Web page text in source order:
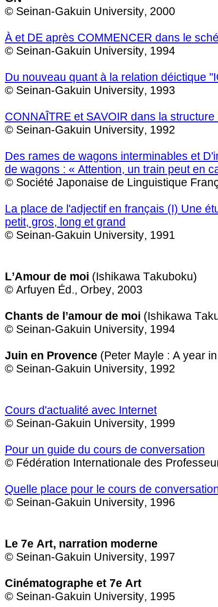
© Seinan-Gakuin University, 2000
À et DE après COMMENCER dans le
© Seinan-Gakuin University, 1994
Du nouveau quant à la relation déictique
© Seinan-Gakuin University, 1993
CONNAÎTRE et SAVOIR dans la structure
© Seinan-Gakuin University, 1992
Des rames de wagons interminables et
de wagons : « Attention, un train peut en
© Société Japonaise de Linguistique
La place de l'adjectif en français (I) Une
petit, gros, long et grand
© Seinan-Gakuin University, 1991
L’Amour de moi (Ishikawa Takuboku)
© Arfuyen Éd., Orbey, 2003
Chants de l’amour de moi (Ishikawa
© Seinan-Gakuin University, 1994
Juin en Provence (Peter Mayle : A year
© Seinan-Gakuin University, 1992
Cours d'actualité avec Internet
© Seinan-Gakuin University, 1999
Pour un guide du cours de conversation
© Fédération Internationale des
Quelle place pour le cours de
© Seinan-Gakuin University, 1996
Le 7e Art, narration moderne
© Seinan-Gakuin University, 1997
Cinématographe et 7e Art
© Seinan-Gakuin University, 1995